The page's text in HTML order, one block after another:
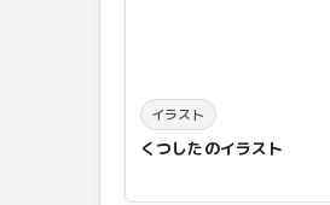
イラスト
くつしたのイラスト